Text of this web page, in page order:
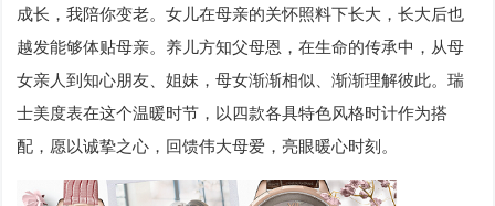
成长，我陪你变老。女儿在母亲的关怀照料下长大，长大后也
越发能够体贴母亲。养儿方知父母恩，在生命的传承中，从母
女亲人到知心朋友、姐妹，母女渐渐相似、渐渐理解彼此。瑞
士美度表在这个温暖时节，以四款各具特色风格时计作为搭
配，愿以诚挚之心，回馈伟大母爱，亮眼暖心时刻。